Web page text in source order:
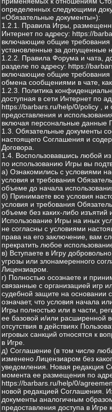
определенных следующими
«Обязательные документы»):
1.2.1. Правила Игры,
Интернет по адресу: https://
включающие общие требования
установленные за допущенные
1.2.2. Правила Форума и чата,
разделе по адресу: https://
включающие общие
обмена сообщениями в чате,
1.2.3. Политика
доступная в сети Интернет по
https://barbars.ru/help/0/policy ,
предоставления и
включая персональные данные
1.3. Обязательные документы
настоящего Соглашения и
Договора.
1.4. Воспользовавшись любой
по использованию Игры вы
а) Ознакомились с условиями
условия и требования
объеме до начала
б) Принимаете все условия
условия и требования
объеме без каких-либо изъятий
Использование Игры на иных
не согласны с условиями
права на его заключение, вам
прекратить любое
в) Вступаете в Игру
угрозы или злонамеренного
Лицензиаром.
г) Полностью осознаете и
связанные с организацией игр
судебной защите на основании
означает, что условия начала
Игры полностью или в части,
ее базовой и/или расширенной
отсутствия в действиях
игровых санкций относятся к
в Игре.
д) Соглашение (в том числе
изменено Лицензиаром без
уведомления. Новая редакция
момента ее размещения по
https://barbars.ru/help/0/
новой редакцией Соглашения.
документы аналогичным
предоставления доступа в Игре